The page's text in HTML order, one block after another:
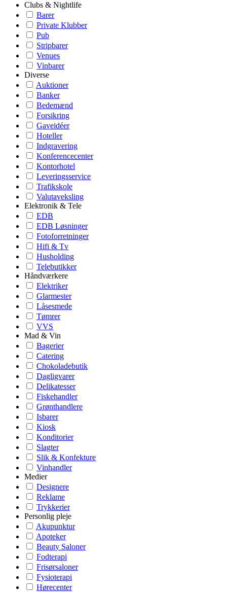
Clubs & Nightlife
Barer
Private Klubber
Pub
Stripbarer
Venues
Vinbarer
Diverse
Auktioner
Banker
Bedemænd
Forsikring
Gaveidéer
Hoteller
Indgravering
Konferencecenter
Kontorhotel
Leveringsservice
Trafikskole
Valutaveksling
Elektronik & Tele
EDB
EDB Løsninger
Fotoforretninger
Hifi & Tv
Husholding
Telebutikker
Håndværkere
Elektriker
Glarmester
Låsesmede
Tømrer
VVS
Mad & Vin
Bagerier
Catering
Chokoladebutik
Dagligvarer
Delikatesser
Fiskehandler
Grønthandlere
Isbarer
Kiosk
Konditorier
Slagter
Slik & Konfekture
Vinhandler
Medier
Designere
Reklame
Trykkerier
Personlig pleje
Akupunktur
Apoteker
Beauty Saloner
Fodterapi
Frisørsaloner
Fysioterapi
Hørecenter